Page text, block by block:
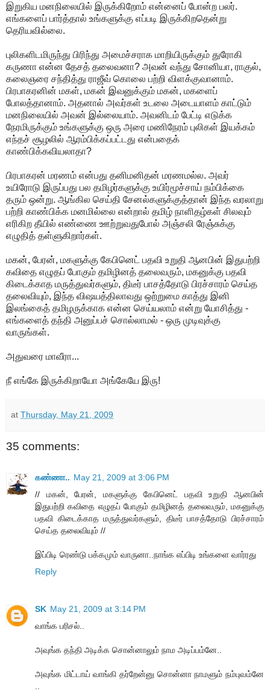
இறுகிய மனநிலையில் இருக்கிறோம் என்னைப் போன்ற பலர்.
எங்களைப் பார்த்தால் உங்களுக்கு எப்படி இருக்கிறதென்று
தெரியவில்லை.
புலிகளிடமிருந்து பிரிந்து அமைச்சராக மாறியிருக்கும் துரோகி
கருணா என்ன தேசத் தலைவனா? அவன் வந்து சோனியா, ராகுல்,
கலைஞரை சந்தித்து ராஜீவ் கொலை பற்றி விளக்குவானாம்.
பிரபாகரனின் மகள், மகன் இவனுக்கும் மகன், மகளைப்
போலத்தானாம். அதனால் அவர்கள் உடலை அடையாளம் காட்டும்
மனநிலையில் அவன் இல்லையாம். அவனிடம் பேட்டி எடுக்க
நேரமிருக்கும் உங்களுக்கு ஒரு அரை மணிநேரம் புலிகள் இயக்கம்
எந்தச் சூழலில் ஆரம்பிக்கப்பட்டது என்பதைக்
காண்பிக்கவியலாதா?
பிரபாகரன் மரணம் என்பது தனிமனிதன் மரணமல்ல. அவர்
உயிரோடு இருப்பது பல தமிழர்களுக்கு உயிர்மூச்சாய் நம்பிக்கை
தரும் ஒன்று. ஆங்கில செய்தி சேனல்களுக்குத்தான் இந்த வரலாறு
பற்றி காண்பிக்க மனமில்லை என்றால் தமிழ் நாளிதழ்கள் சிலவும்
எரிகிற தீயில் எண்ணை ஊற்றுவதுபோல் அஞ்சலி ரேஞ்சுக்கு
எழுதித் தள்ளுகிறார்கள்.
மகன், பேரன், மகளுக்கு கேபினெட் பதவி உறுதி ஆனபின் இதுபற்றி
கவிதை எழுதப் போகும் தமிழினத் தலைவரும், மகனுக்கு பதவி
கிடைக்காத மருத்துவர்களும், திடீர் பாசத்தோடு பிரச்சாரம் செய்த
தலைவியும், இந்த விஷயத்திலாவது ஒற்றுமை காத்து இனி
இலங்கைத் தமிழருக்காக என்ன செய்யலாம் என்று யோசித்து -
எங்களைத் தந்தி அனுப்பச் சொல்லாமல் - ஒரு முடிவுக்கு
வாருங்கள்.
அதுவரை மாவீரா...
நீ எங்கே இருக்கிறாயோ அங்கேயே இரு!
at Thursday, May 21, 2009
35 comments:
கண்ணா.. May 21, 2009 at 3:06 PM
// மகன், பேரன், மகளுக்கு கேபினெட் பதவி உறுதி ஆனபின்
இதுபற்றி கவிதை எழுதப் போகும் தமிழினத் தலைவரும், மகனுக்கு
பதவி கிடைக்காத மருத்துவர்களும், திடீர் பாசத்தோடு பிரச்சாரம்
செய்த தலைவியும் //
இப்பிடி ரெண்டு பக்கமும் வாருனா..நாங்க எப்பிடி உங்களை வார்ரது
Reply
SK May 21, 2009 at 3:14 PM
வாங்க பரிசல்..
அவுங்க தந்தி அடிக்க சொன்னாலும் நாம அடிப்பம்னே..
அவுங்க மிட்டாய் வாங்கி தர்றேன்னு சொன்னா நாமளும் நம்புவம்னே